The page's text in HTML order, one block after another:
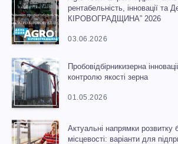
рентабельність, інновації та
КІРОВОГРАДЩИНА” 2026
03.06.2026
Пробовідбірникизерна
контролю якості зерна
01.05.2026
Актуальні напрямки розвитку
місцевості: варіанти для